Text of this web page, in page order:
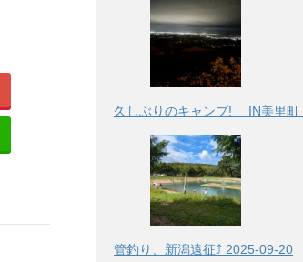
久しぶりのキャンプ! IN美里町
管釣り、新潟遠征⤴ 2025-09-20